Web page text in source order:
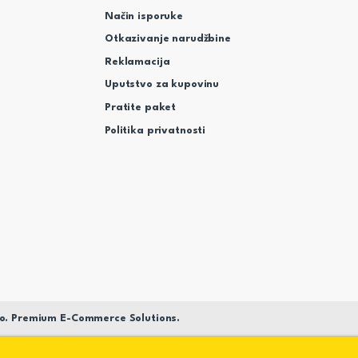
Način isporuke
Otkazivanje narudžbine
Reklamacija
Uputstvo za kupovinu
Pratite paket
Politika privatnosti
Premium E-Commerce Solutions.